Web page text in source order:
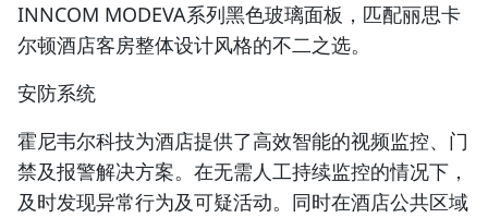
INNCOM MODEVA系列黑色玻璃面板，匹配丽思卡
尔顿酒店客房整体设计风格的不二之选。
安防系统
霍尼韦尔科技为酒店提供了高效智能的视频监控、门
禁及报警解决方案。在无需人工持续监控的情况下，
及时发现异常行为及可疑活动。同时在酒店公共区域